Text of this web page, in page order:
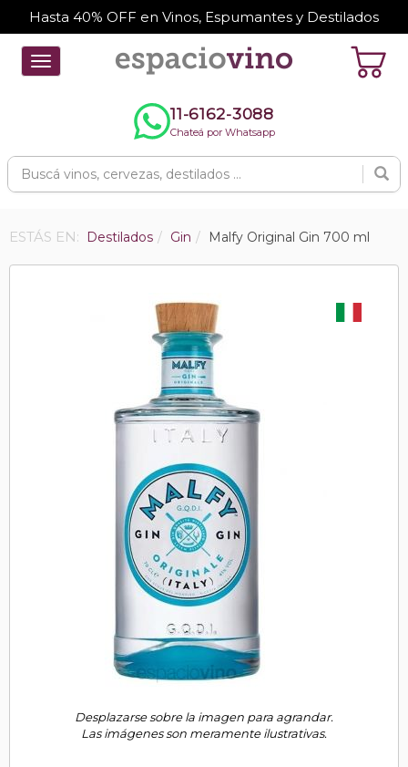
Hasta 40% OFF en Vinos, Espumantes y Destilados
Toggle
navigation
11-6162-3088
Chateá por Whatsapp
ESTÁS EN: Destilados Gin Malfy Original Gin 700 ml
Desplazarse sobre la imagen para agrandar.
Las imágenes son meramente ilustrativas.